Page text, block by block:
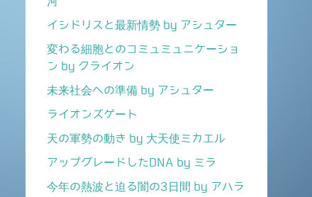
イシドリスと最新情勢 by アシュター
変わる細胞とのコミュミュニケーショ
ン by クライオン
未来社会への準備 by アシュター
ライオンズゲート
天の軍勢の動き by 大天使ミカエル
アップグレードしたDNA by ミラ
今年の熱波と迫る闇の3日間 by アハラ